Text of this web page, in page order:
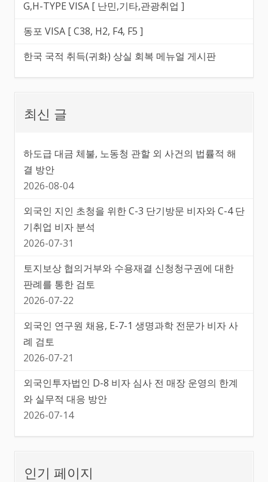
G,H-TYPE VISA [ 난민,기타,관광취업 ]
동포 VISA [ C38, H2, F4, F5 ]
한국 국적 취득(귀화) 상실 회복 메뉴얼 게시판
최신 글
하도급 대금 체불, 노동청 관할 외 사건의 법률적 해
결 방안
2026-08-04
외국인 지인 초청을 위한 C-3 단기방문 비자와 C-4 단
기취업 비자 분석
2026-07-31
토지보상 협의거부와 수용재결 신청청구권에 대한
판례를 통한 검토
2026-07-22
외국인 연구원 채용, E-7-1 생명과학 전문가 비자 사
례 검토
2026-07-21
외국인투자법인 D-8 비자 심사 전 매장 운영의 한계
와 실무적 대응 방안
2026-07-14
인기 페이지